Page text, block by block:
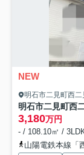
NEW
明石市二見町西二
明石市二見町西
3,180万円
- / 108.10㎡ /
山陽電鉄本線「